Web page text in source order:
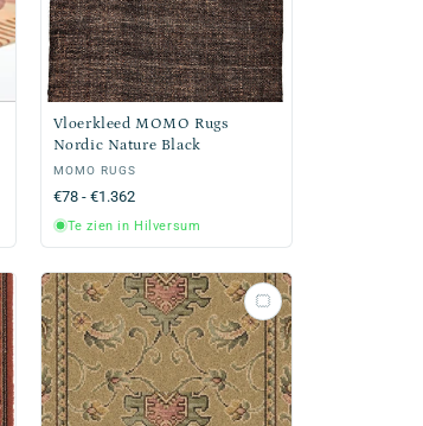
Vloerkleed MOMO Rugs
Nordic Nature Black
Verkoper:
MOMO RUGS
Normale
prijs
€78 - €1.362
Te zien in Hilversum